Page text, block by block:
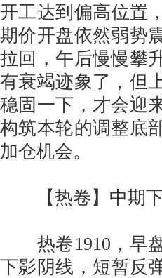
开工达到偏高位置
期价开盘依然弱势
拉回，午后慢慢攀
有衰竭迹象了，但
稳固一下，才会迎
构筑本轮的调整底
加仓机会。
【热卷】中期下
热卷1910，早盘
下影阴线，短暂反